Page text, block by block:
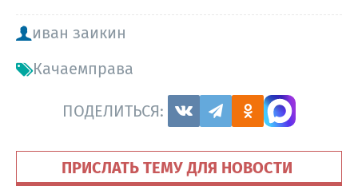
иван заикин
Качаемправа
ПОДЕЛИТЬСЯ:
ПРИСЛАТЬ ТЕМУ ДЛЯ НОВОСТИ